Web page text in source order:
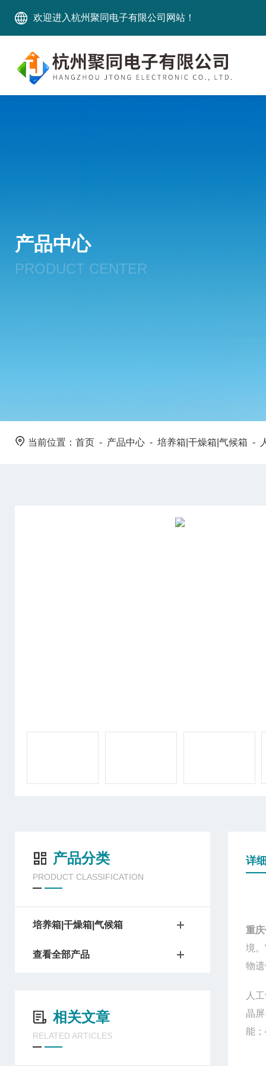
欢迎进入杭州聚同电子有限公司网站！
产品中心
PRODUCT CENTER
当前位置： 首页 - 产品中心 - 培养箱|干燥箱|气候箱 -
产品分类
PRODUCT CLASSIFICATION
培养箱|干燥箱|气候箱
查看全部产品
相关文章
RELATED ARTICLES
详
重
境
物
人
晶
能；